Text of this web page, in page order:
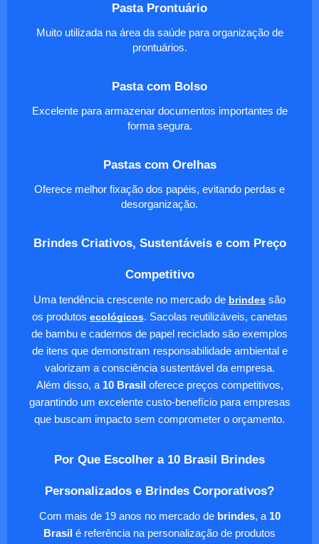
Pasta Prontuário
Muito utilizada na área da saúde para organização de
prontuários.
Pasta com Bolso
Excelente para armazenar documentos importantes de
forma segura.
Pastas com Orelhas
Oferece melhor fixação dos papéis, evitando perdas e
desorganização.
Brindes Criativos, Sustentáveis e com Preço
Competitivo
Uma tendência crescente no mercado de brindes são
os produtos ecológicos. Sacolas reutilizáveis, canetas
de bambu e cadernos de papel reciclado são exemplos
de itens que demonstram responsabilidade ambiental e
valorizam a consciência sustentável da empresa.
Além disso, a 10 Brasil oferece preços competitivos,
garantindo um excelente custo-benefício para empresas
que buscam impacto sem comprometer o orçamento.
Por Que Escolher a 10 Brasil Brindes
Personalizados e Brindes Corporativos?
Com mais de 19 anos no mercado de brindes, a 10
Brasil é referência na personalização de produtos